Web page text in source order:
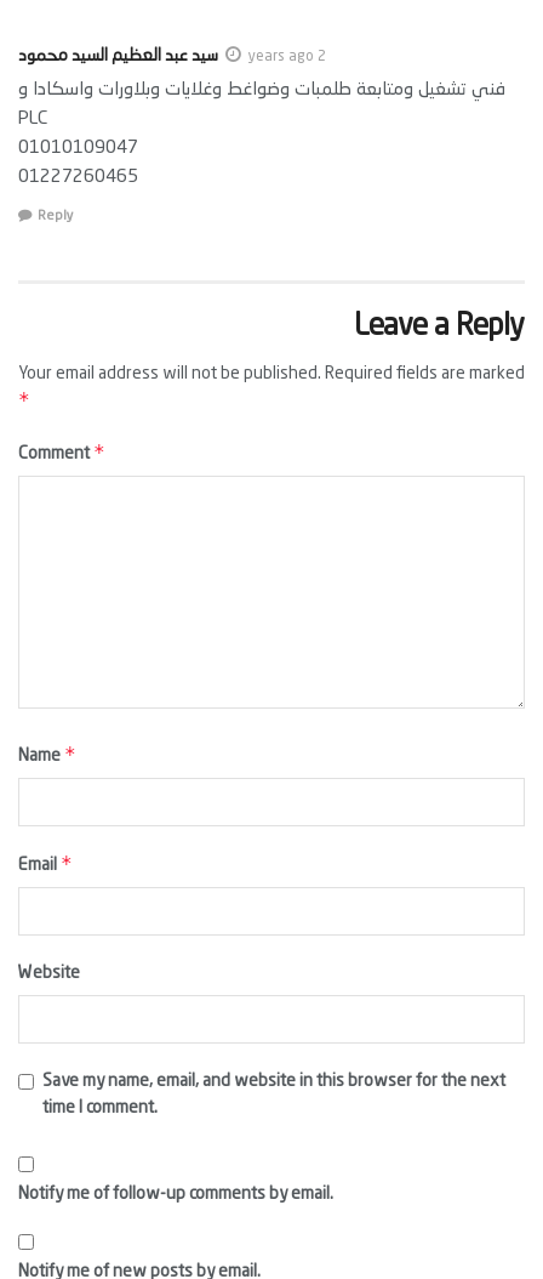
سيد عبد العظيم السيد محمود 2 years ago
فني تشغيل ومتابعة طلمبات وضواغط وغلايات وبلاورات واسكادا و
PLC
01010109047
01227260465
Reply
Leave a Reply
Your email address will not be published. Required fields are marked
*
Comment *
Name *
Email *
Website
Save my name, email, and website in this browser for the next
time I comment.
Notify me of follow-up comments by email.
Notify me of new posts by email.